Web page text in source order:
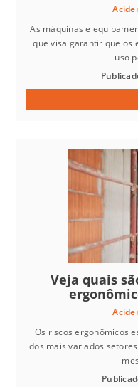
As máquinas e
que visa garantir que os
uso
Veja quais
Os riscos ergonômicos
dos mais variados